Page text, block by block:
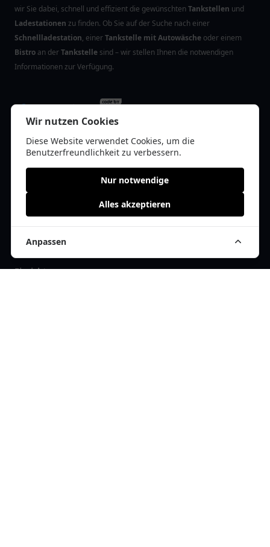
wir Sie dabei, schnell und effizient die gewünschtenTankstellen und
Ladestationen zu finden. Ob Sie auf der Suche nach einer
Schnellladestation, einerTankstelle mit Autowäsche oder einem
Bistro an derTankstelle sind – wir stellen Ihnen die notwendigen
Informationen zur Verfügung.
Die Rolle von Heizöl-Anbietern in der Wärmewende
Die besten Raststätten Deutschlands für Reisende
Einrichtungen
Wir nutzen Cookies
Diese Website verwendet Cookies, um die
Benutzerfreundlichkeit zu verbessern.
Nur notwendige
Alles akzeptieren
Anpassen